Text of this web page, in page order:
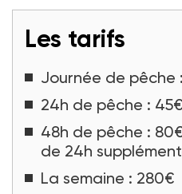
Les tarifs
Journée de pêche
24h de pêche : 45€
48h de pêche :
de 24h
La semaine : 280€